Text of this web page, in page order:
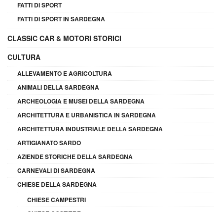
FATTI DI SPORT
FATTI DI SPORT IN SARDEGNA
CLASSIC CAR & MOTORI STORICI
CULTURA
ALLEVAMENTO E AGRICOLTURA
ANIMALI DELLA SARDEGNA
ARCHEOLOGIA E MUSEI DELLA SARDEGNA
ARCHITETTURA E URBANISTICA IN SARDEGNA
ARCHITETTURA INDUSTRIALE DELLA SARDEGNA
ARTIGIANATO SARDO
AZIENDE STORICHE DELLA SARDEGNA
CARNEVALI DI SARDEGNA
CHIESE DELLA SARDEGNA
CHIESE CAMPESTRI